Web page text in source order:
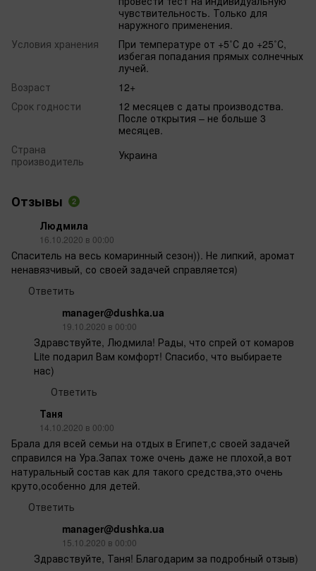
чувствительность. Только для
наружного применения.
Условия хранения
При температуре от +5˚С до +25˚С,
избегая попадания прямых солнечных
лучей.
Возраст
12+
Срок годности
12 месяцев с даты производства.
После открытия – не больше 3
месяцев.
Страна
производитель
Украина
Отзывы 2
Людмила
16.10.2020 в 00:00
Спаситель на весь комаринный сезон)). Не липкий, аромат
ненавязчивый, со своей задачей справляется)
Ответить
manager@dushka.ua
19.10.2020 в 00:00
Здравствуйте, Людмила! Рады, что спрей от комаров
Lite подарил Вам комфорт! Спасибо, что выбираете
нас)
Ответить
Таня
14.10.2020 в 00:00
Брала для всей семьи на отдых в Египет,с своей задачей
справился на Ура.Запах тоже очень даже не плохой,а вот
натуральный состав как для такого средства,это очень
круто,особенно для детей.
Ответить
manager@dushka.ua
15.10.2020 в 00:00
Здравствуйте, Таня! Благодарим за подробный отзыв)